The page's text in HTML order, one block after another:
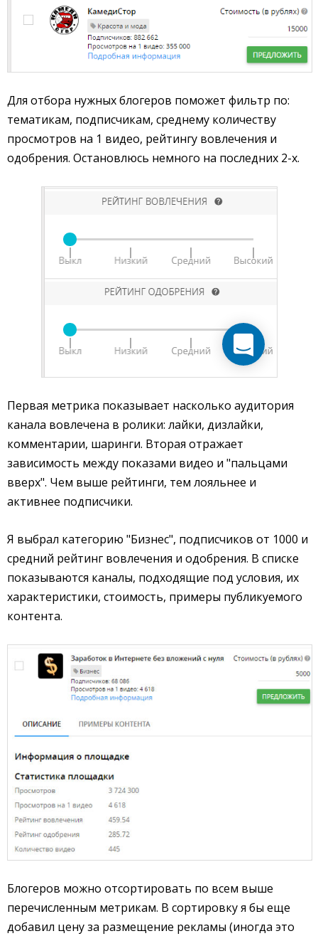
Для отбора нужных блогеров поможет фильтр по:
тематикам, подписчикам, среднему количеству
просмотров на 1 видео, рейтингу вовлечения и
одобрения. Остановлюсь немного на последних 2-х.
Первая метрика показывает насколько аудитория
канала вовлечена в ролики: лайки, дизлайки,
комментарии, шаринги. Вторая отражает
зависимость между показами видео и "пальцами
вверх". Чем выше рейтинги, тем лояльнее и
активнее подписчики.
Я выбрал категорию "Бизнес", подписчиков от 1000 и
средний рейтинг вовлечения и одобрения. В списке
показываются каналы, подходящие под условия, их
характеристики, стоимость, примеры публикуемого
контента.
Блогеров можно отсортировать по всем выше
перечисленным метрикам. В сортировку я бы еще
добавил цену за размещение рекламы (иногда это